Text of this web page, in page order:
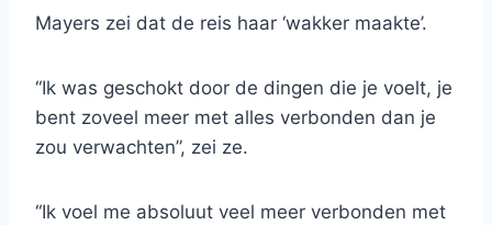
Mayers zei dat de reis haar ‘wakker maakte’.
“Ik was geschokt door de dingen die je voelt, je
bent zoveel meer met alles verbonden dan je
zou verwachten”, zei ze.
“Ik voel me absoluut veel meer verbonden met